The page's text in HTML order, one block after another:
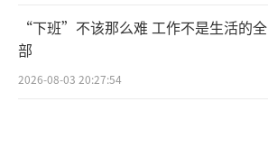
“下班”不该那么难 工作不是生活的全
部
2026-08-03 20:27:54